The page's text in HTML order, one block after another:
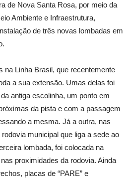
de Nova Santa Rosa, por meio da
Ambiente e Infraestrutura,
de três novas lombadas em
na Linha Brasil, que recentemente
a sua extensão. Umas delas foi
antiga escolinha, um ponto em
da pista e com a passagem
a mesma. Já a outra, nas
municipal que liga a sede ao
lombada, foi colocada na
proximidades da rodovia. Ainda
placas de “PARE” e